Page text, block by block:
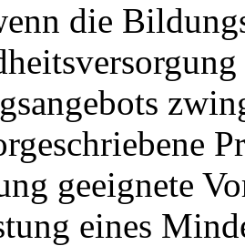
die
geeignete
eines